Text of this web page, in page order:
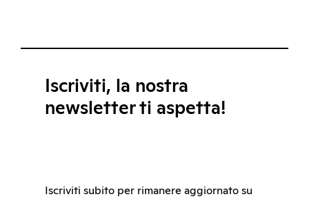
Iscriviti, la nostra
newsletter ti aspetta!
Iscriviti subito per rimanere aggiornato su